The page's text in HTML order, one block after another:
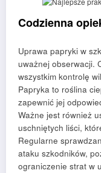
Codzienna
Uprawa papryki w
uważnej obserwacji.
wszystkim kontrolę
Papryka to roślina
zapewnić jej
Ważne jest również
uschniętych liści,
Regularne
ataku szkodników,
ograniczenie strat w